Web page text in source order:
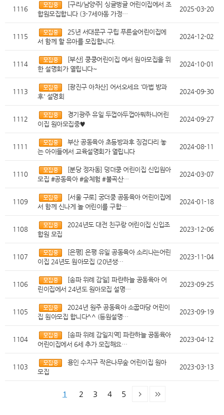
1116
[구리/남양주] 싱글벙글 어린이집에서 조
합원모집합니다 (3-7세아동 가정…
2025-03-20
1115
25년 서대문구 구립 푸른숲어린이집에
서 함께 할 유아를 모집합니다.
2024-12-02
1114
[부산] 쿵쿵어린이집 에서 원아모집을 위
한 설명회가 열립니다~
2024-10-01
1113
[광진구 아차산] 어서오세요 '마법 방과
후' 설명회
2024-09-30
1112
경기광주 유일 두껍아두껍아뭐하니어린
이집 원아모집중♥
2024-09-27
1111
부산 공동육아 초등방과후 징검다리 놓
는 아이들에서 교육설명회가 열립니다
2024-08-11
1110
[분당 정자동] 덩더쿵 어린이집 신입원아
모집 #공동육아 #숲체험 #불곡산…
2024-03-07
1109
[서울 구로] 궁더쿵 공동육아 어린이집에
서 함께 신나게 놀 어린이를 구합…
2024-01-18
1108
2024년도 대전 친구랑 어린이집 신입조
합원 모집
2023-12-06
1107
[은평] 은평 유일 공동육아 소리나는어린
이집 24년도 원아모집 (20년생…
2023-11-04
1106
[송파 위례 감일] 파란하늘 공동육아 어
린이집에서 24년도 원아모집 설명…
2023-09-25
1105
2024년 원주 공동육아 소꿉마당 어린이
집 원아모집 합니다^^ (등원설명…
2023-09-19
1104
[송파 위례 감일지역] 파란하늘 공동육아
어린이집에서 6세 추가 모집해요…
2023-04-12
1103
용인 수지구 작은나무숲 어린이집 원아
모집
2023-03-13
1 2 3 4 5